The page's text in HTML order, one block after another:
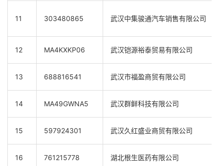
11 303480865 武汉中集骏通汽车销售有限公司
12 MA4KXKP06 武汉铠源裕泰贸易有限公司
13 688816541 武汉市福盈商贸有限公司
14 MA49GWNA5 武汉群鲜科技有限公司
15 597924301 武汉久红盛业商贸有限公司
16 761215778 湖北根生医药有限公司